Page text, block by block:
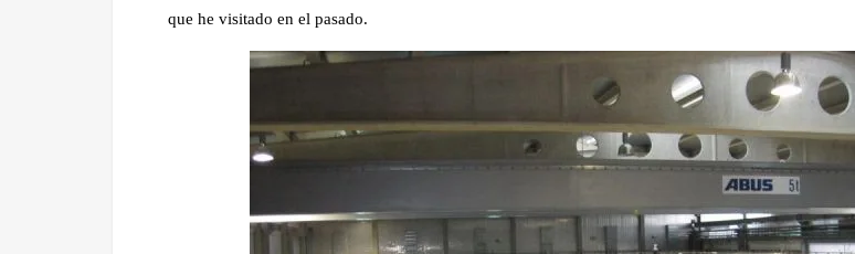
que he visitado en el pasado.